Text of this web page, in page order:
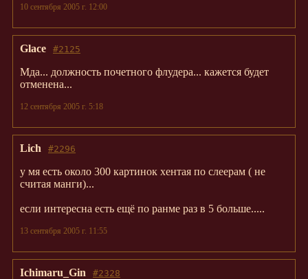
10 сентября 2005 г. 12:00
#2125
Glace
Мда... должность почетного флудера... кажется будет
отменена...
12 сентября 2005 г. 5:18
#2296
Lich
у мя есть около 300 картинок хентая по слеерам ( не
считая манги)...
если интересна есть ещё по ранме раз в 5 больше.....
13 сентября 2005 г. 11:55
#2328
Ichimaru_Gin